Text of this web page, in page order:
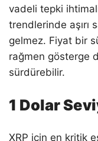
vadeli tepki
trendlerinde aşırı
gelmez. Fiyat bir
rağmen gösterge
sürdürebilir.
1 Dolar
XRP için en kritik